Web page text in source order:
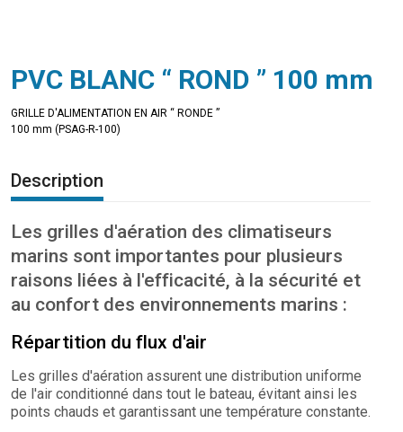
PVC BLANC “ ROND ” 100 mm
GRILLE D'ALIMENTATION EN AIR “ RONDE ”
100 mm (PSAG-R-100)
Description
Les grilles d'aération des climatiseurs
marins sont importantes pour plusieurs
raisons liées à l'efficacité, à la sécurité et
au confort des environnements marins :
Répartition du flux d'air
Les grilles d'aération assurent une distribution uniforme
de l'air conditionné dans tout le bateau, évitant ainsi les
points chauds et garantissant une température constante.